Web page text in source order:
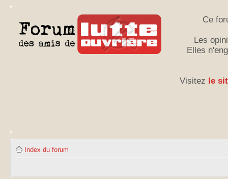
Ce
Les
Elles
Visitez le
Index du forum